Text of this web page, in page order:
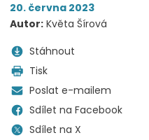
20. června 2023
Autor: Květa Šírová
Stáhnout
Tisk
Poslat e-mailem
Sdílet na Facebook
Sdílet na X